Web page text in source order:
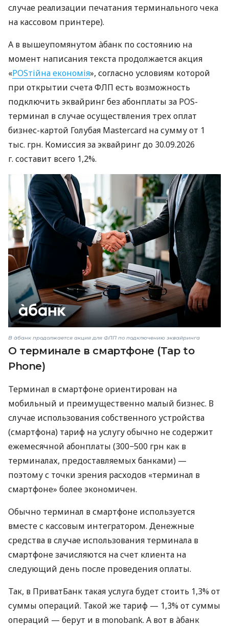
случае реализации печатания терминального чека
на кассовом принтере).
А в вышеупомянутом àбанк по состоянию на
момент написания текста продолжается акция
«POSтійна економія», согласно условиям которой
при открытии счета ФЛП есть возможность
подключить эквайринг без абонплаты за POS-
терминал в случае осуществления трех оплат
бизнес-картой Голубая Mastercard на сумму от 1
тыс. грн. Комиссия за эквайринг до 30.09.2026
г. составит всего 1,2%.
В àбанк продолжается акция для ФЛП по подключению эквайринга
О терминале в смартфоне (Tap to
Phone)
Терминал в смартфоне ориентирован на
мобильный и преимущественно малый бизнес. В
случае использования собственного устройства
(смартфона) тариф на услугу обычно не содержит
ежемесячной абонплаты (300−500 грн как в
терминалах, предоставляемых банками) —
поэтому с точки зрения расходов «терминал в
смартфоне» более экономичен.
Обычно терминал в смартфоне используется
вместе с кассовым интегратором. Денежные
средства в случае использования терминала в
смартфоне зачисляются на счет клиента на
следующий день после проведения оплаты.
Так, в ПриватБанк такая услуга будет стоить 1,3% от
суммы операций. Такой же тариф — 1,3% от суммы
операций — берут и в monobank. А вот в àбанк